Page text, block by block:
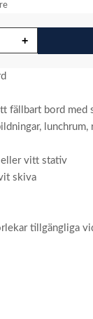
fällbart bord med
lunchrum,
eller vitt stativ
skiva
tillgängliga